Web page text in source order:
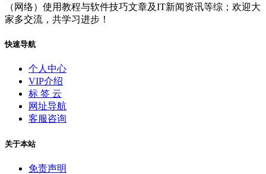
（网络）使用教程与软件技巧文章及IT新闻资讯等综；欢迎大
家多交流，共学习进步！
快速导航
个人中心
VIP介绍
标 签 云
网址导航
客服咨询
关于本站
免责声明